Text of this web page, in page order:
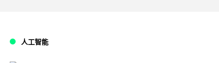
人工智能